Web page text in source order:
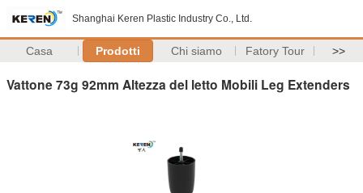
Shanghai Keren Plastic Industry Co., Ltd.
Casa Prodotti Chi siamo Fatory Tour >>
Vattone 73g 92mm Altezza del letto Mobili Leg Extenders